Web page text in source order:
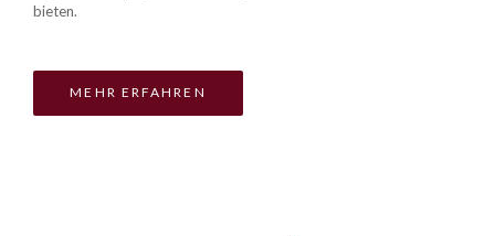
bieten.
MEHR ERFAHREN